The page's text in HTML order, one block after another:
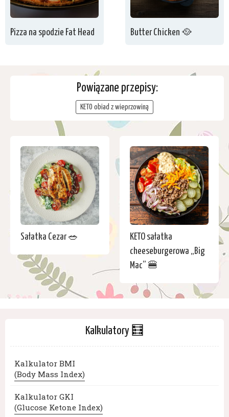
Pizza na spodzie Fat Head Butter Chicken 🥘
Powiązane przepisy:
KETO obiad z wieprzowiną
Sałatka Cezar 🥗
KETO sałatka
cheeseburgerowa „Big
Mac” 🍔
Kalkulatory 🧮
Kalkulator BMI
(Body Mass Index)
Kalkulator GKI
(Glucose Ketone Index)